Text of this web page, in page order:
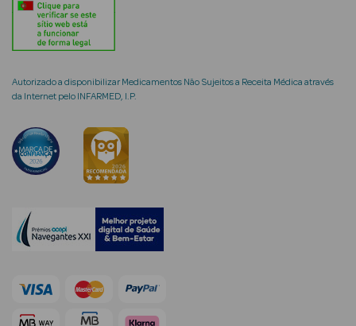
Cosmética
Rosto
Hidratantes
Séruns Faciais
Anti-
envelhecimento
Autorizado a disponibilizar Medicamentos Não Sujeitos a Receita Médica através
da Internet pelo INFARMED, I.P.